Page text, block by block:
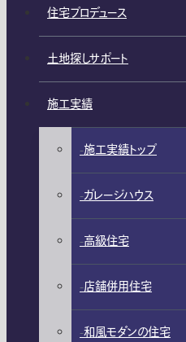
住宅プロデュース
土地探しサポート
施工実績
施工実績トップ
ガレージハウス
高級住宅
店舗併用住宅
和風モダンの住宅